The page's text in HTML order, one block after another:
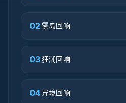
02 雾岛回响
03狂潮回响
04异境回响